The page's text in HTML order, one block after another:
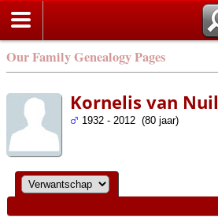
Our Family Genealogy Pages
Kornelis van Nuil
1932 - 2012 (80 jaar)